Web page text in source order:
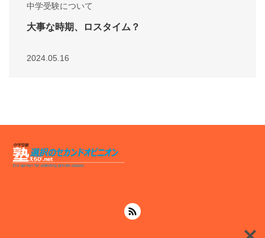
中学受験について
大事な時期、ロスタイム？
2024.05.16